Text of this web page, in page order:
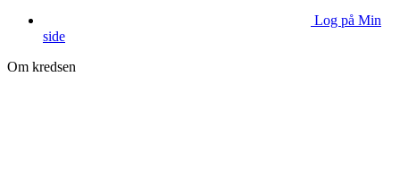
Log på Min
side
Om kredsen